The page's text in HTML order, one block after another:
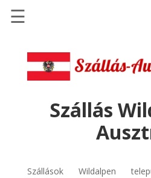
Szállások
Szállásinfo.eu
Repülőjegy
pénzvisszatérítéssel
☰
Szállás
Szállások Wildalpen